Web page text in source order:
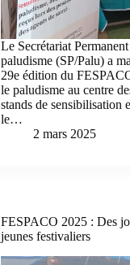
Le Secrétariat
paludisme (SP/Palu) a
29e édition du
le paludisme au centre
stands de sensibilisation
le…
2 mars 2025
FESPACO 2025 : Des
jeunes festivaliers